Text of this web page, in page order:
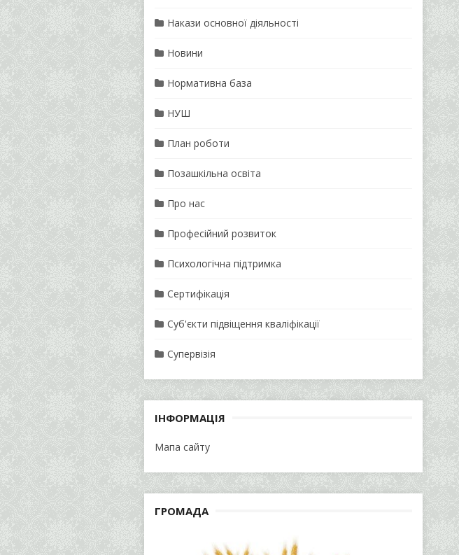
Накази основної діяльності
Новини
Нормативна база
НУШ
План роботи
Позашкільна освіта
Про нас
Професійний розвиток
Психологічна підтримка
Сертифікація
Суб'єкти підвіщення кваліфікації
Супервізія
ІНФОРМАЦІЯ
Мапа сайту
ГРОМАДА